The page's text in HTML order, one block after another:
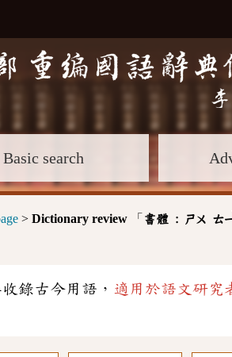
Basic search
> Dictionary review 「 書體 : ㄕㄨ ㄊ
錄古今用語， 適用於語文研究